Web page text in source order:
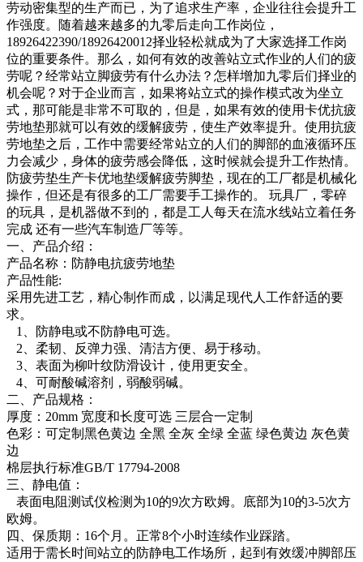
劳动密集型的生产而已，为了追求生产率，企业往往会提升工
作强度。随着越来越多的九零后走向工作岗位，
18926422390/18926420012择业轻松就成为了大家选择工作岗
位的重要条件。那么，如何有效的改善站立式作业的人们的疲
劳呢？经常站立脚疲劳有什么办法？怎样增加九零后们择业的
机会呢？对于企业而言，如果将站立式的操作模式改为坐立
式，那可能是非常不可取的，但是，如果有效的使用卡优抗疲
劳地垫那就可以有效的缓解疲劳，使生产效率提升。使用抗疲
劳地垫之后，工作中需要经常站立的人们的脚部的血液循环压
力会减少，身体的疲劳感会降低，这时候就会提升工作热情。
防疲劳垫生产卡优地垫缓解疲劳脚垫，现在的工厂都是机械化
操作，但还是有很多的工厂需要手工操作的。 玩具厂，零碎
的玩具，是机器做不到的，都是工人每天在流水线站立着任务
完成 还有一些汽车制造厂等等。
一、产品介绍：
产品名称：防静电抗疲劳地垫
产品性能:
采用先进工艺，精心制作而成，以满足现代人工作舒适的要
求。
1、防静电或不防静电可选。
2、柔韧、反弹力强、清洁方便、易于移动。
3、表面为柳叶纹防滑设计，使用更安全。
4、可耐酸碱溶剂，弱酸弱碱。
二、产品规格：
厚度：20mm 宽度和长度可选 三层合一定制
色彩：可定制黑色黄边 全黑 全灰 全绿 全蓝 绿色黄边 灰色黄
边
棉层执行标准GB/T 17794-2008
三、静电值：
表面电阻测试仪检测为10的9次方欧姆。底部为10的3-5次方
欧姆。
四、保质期：16个月。正常8个小时连续作业踩踏。
适用于需长时间站立的防静电工作场所，起到有效缓冲脚部压